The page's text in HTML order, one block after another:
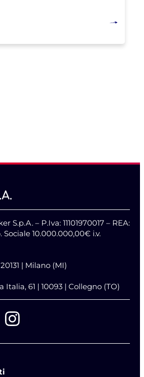
S.p.A. – P.Iva: 11101970017 – REA:
Sociale 10.000.000,00€ i.v.
| Milano (MI)
Italia, 61 | 10093 | Collegno (TO)